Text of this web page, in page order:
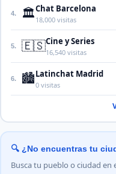
4. 🏛️Chat Barcelona
18,000 visitas
5. 🇪🇸Cine y Series
16,540 visitas
6. 🏙️Latinchat Madrid
0 visitas
🔍 ¿No encuentras tu
Busca tu pueblo o ciudad en